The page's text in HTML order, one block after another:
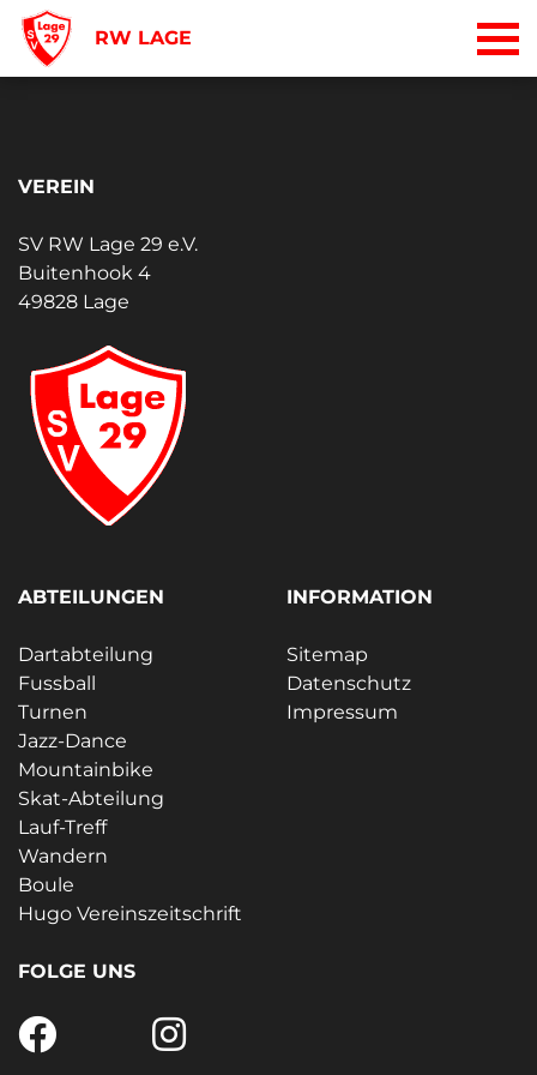
RW LAGE
VEREIN
SV RW Lage 29 e.V.
Buitenhook 4
49828 Lage
ABTEILUNGEN
Dartabteilung
Fussball
Turnen
Jazz-Dance
Mountainbike
Skat-Abteilung
Lauf-Treff
Wandern
Boule
Hugo Vereinszeitschrift
INFORMATION
Sitemap
Datenschutz
Impressum
FOLGE UNS